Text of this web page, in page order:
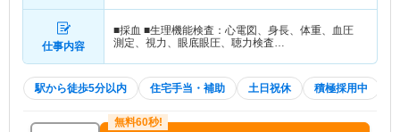
仕事内容
■採血 ■生理機能検査：心電図、身長、体重、血圧
測定、視力、眼底眼圧、聴力検査…
駅から徒歩5分以内 住宅手当・補助 土日祝休 積極採用中